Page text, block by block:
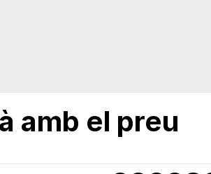
amb el preu